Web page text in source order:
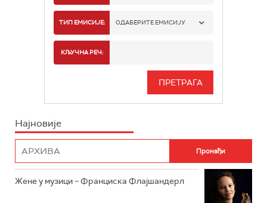
РАДИО БЕОГРАД 1
РАДИО БЕОГРАД 3
РАДИО РОКЕНРОЛЕР
ТИП ЕМИСИЈЕ: ОДАБЕРИТЕ ЕМИСИЈУ
ИНФО
КЉУЧНА РЕЧ:
Најновије
Жене у музици – Франциска Флајшандерл